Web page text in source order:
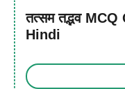
तत्सम तद्भव
Hindi